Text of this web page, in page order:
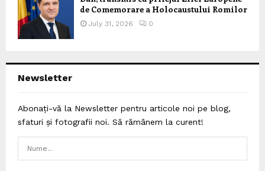
de Comemorare a Holocaustului Romilor
July 31, 2026 0
Newsletter
Abonați-vă la Newsletter pentru articole noi pe blog,
sfaturi și fotografii noi. Să rămânem la curent!